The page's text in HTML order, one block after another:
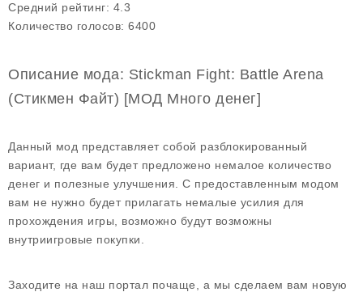
Средний рейтинг: 4.3
Количество голосов: 6400
Описание мода: Stickman Fight: Battle Arena
(Стикмен Файт) [МОД Много денег]
Данный мод представляет собой разблокированный
вариант, где вам будет предложено немалое количество
денег и полезные улучшения. С предоставленным модом
вам не нужно будет прилагать немалые усилия для
прохождения игры, возможно будут возможны
внутриигровые покупки.
Заходите на наш портал почаще, а мы сделаем вам новую